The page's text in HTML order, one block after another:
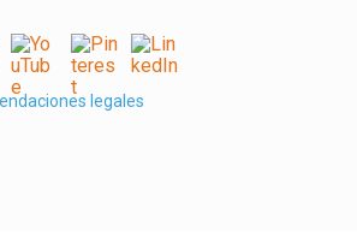
legales